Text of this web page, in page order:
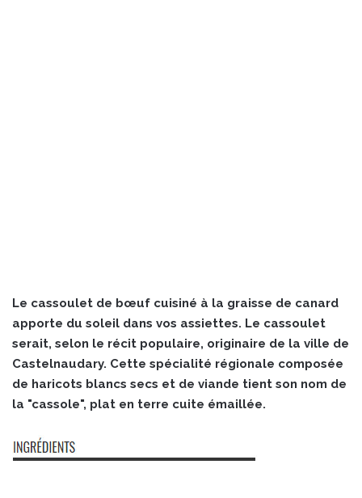
Le cassoulet de bœuf cuisiné à la graisse de canard
apporte du soleil dans vos assiettes. Le cassoulet
serait, selon le récit populaire, originaire de la ville de
Castelnaudary. Cette spécialité régionale composée
de haricots blancs secs et de viande tient son nom de
la "cassole", plat en terre cuite émaillée.